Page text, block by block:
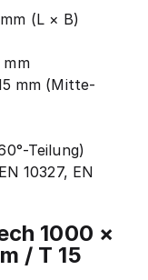
(L × B)
mm
mm (Mitte-
Teilung)
10327, EN
1000 ×
/ T 15